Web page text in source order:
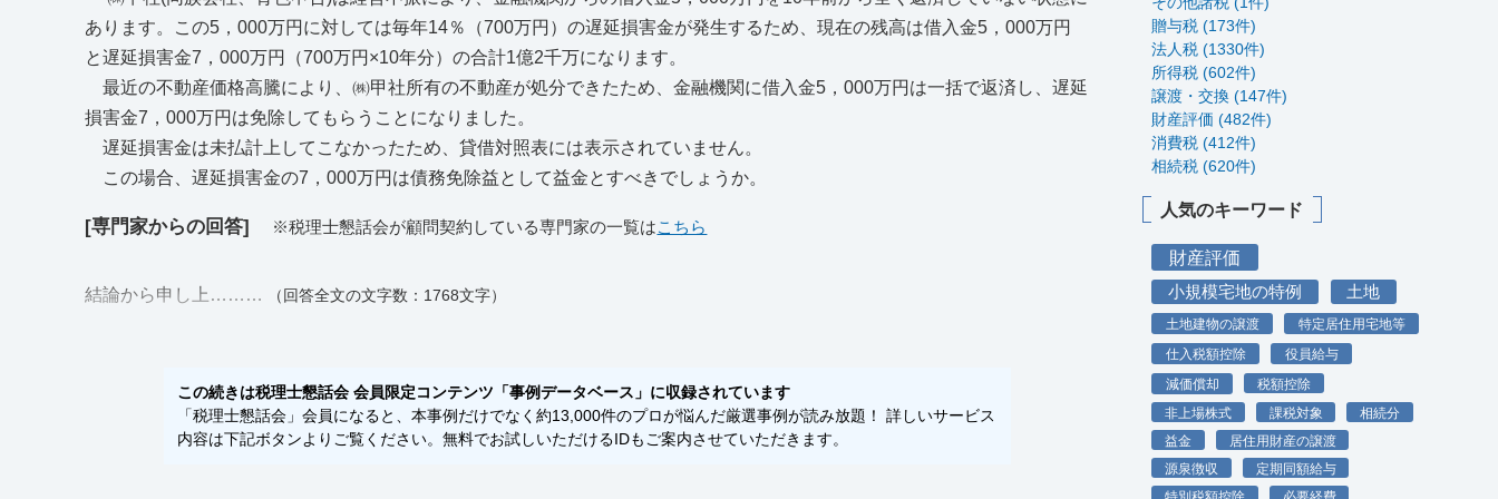
あります。この5，000万円に対しては毎年14％（700万円）の遅延損害金が発生するため、現在の残高は借入金5，000万円
と遅延損害金7，000万円（700万円×10年分）の合計1億2千万になります。
最近の不動産価格高騰により、㈱甲社所有の不動産が処分できたため、金融機関に借入金5，000万円は一括で返済し、遅延
損害金7，000万円は免除してもらうことになりました。
遅延損害金は未払計上してこなかったため、貸借対照表には表示されていません。
この場合、遅延損害金の7，000万円は債務免除益として益金とすべきでしょうか。
[専門家からの回答] ※税理士懇話会が顧問契約している専門家の一覧はこちら
結論から申し上……… （回答全文の文字数：1768文字）
この続きは税理士懇話会 会員限定コンテンツ「事例データベース」に収録されています
「税理士懇話会」会員になると、本事例だけでなく約13,000件のプロが悩んだ厳選事例が読み放題！ 詳しいサービス
内容は下記ボタンよりご覧ください。無料でお試しいただけるIDもご案内させていただきます。
贈与税 (173件)
法人税 (1330件)
所得税 (602件)
譲渡・交換 (147件)
財産評価 (482件)
消費税 (412件)
相続税 (620件)
人気のキーワード
財産評価
小規模宅地の特例 土地
土地建物の譲渡
特定居住用宅地等
仕入税額控除
役員給与
減価償却
税額控除
非上場株式
課税対象
相続分
益金
居住用財産の譲渡
源泉徴収
定期同額給与